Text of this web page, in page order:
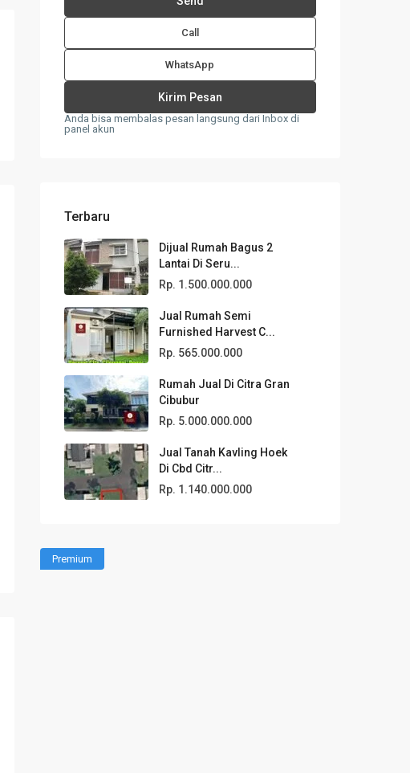
Call
WhatsApp
Anda bisa membalas pesan langsung dari Inbox di
panel akun
Terbaru
Dijual Rumah Bagus 2
Lantai Di Seru...
Rp. 1.500.000.000
Jual Rumah Semi
Furnished Harvest C...
Rp. 565.000.000
Rumah Jual Di Citra Gran
Cibubur
Rp. 5.000.000.000
Jual Tanah Kavling Hoek
Di Cbd Citr...
Rp. 1.140.000.000
Premium